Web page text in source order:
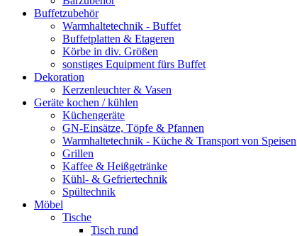
Buffetzubehör
Warmhaltetechnik - Buffet
Buffetplatten & Etageren
Körbe in div. Größen
sonstiges Equipment fürs Buffet
Dekoration
Kerzenleuchter & Vasen
Geräte kochen / kühlen
Küchengeräte
GN-Einsätze, Töpfe & Pfannen
Warmhaltetechnik - Küche & Transport von Speisen
Grillen
Kaffee & Heißgetränke
Kühl- & Gefriertechnik
Spültechnik
Möbel
Tische
Tisch rund